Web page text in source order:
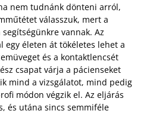
nem tudnánk dönteni arról,
válasszuk, mert a
vannak. Az
egy életen át tökéletes lehet a
és a kontaktlencsét
csapat várja a pácienseket
mind a vizsgálatot, mind pedig
módon végzik el. Az eljárás
és utána sincs semmiféle